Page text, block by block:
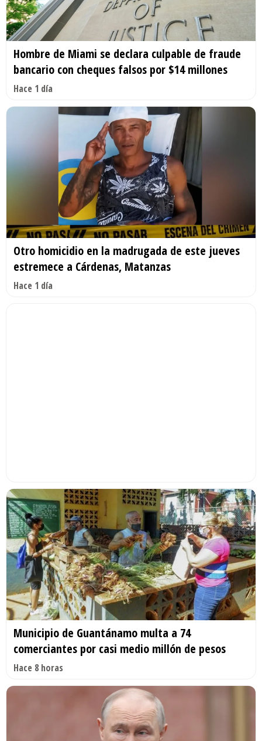
Hombre de Miami se declara culpable de fraude
bancario con cheques falsos por $14 millones
Hace 1 día
Otro homicidio en la madrugada de este jueves
estremece a Cárdenas, Matanzas
Hace 1 día
Municipio de Guantánamo multa a 74
comerciantes por casi medio millón de pesos
Hace 8 horas